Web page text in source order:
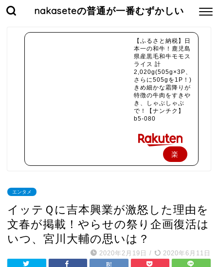
nakaseteの普通が一番むずかしい
【ふるさと納税】日
本一の和牛！鹿児島
県産黒毛和牛モモス
ライス 計
2,020g(505g×3P、
さらに505gを1P！)
きめ細かな霜降りが
特徴の牛肉をすきや
き、しゃぶしゃぶ
で！【ナンチク】
b5-080
楽
入
エンタメ
イッテＱに吉本興業が激怒した理由を
文春が掲載！やらせの祭り企画復活は
いつ、宮川大輔の思いは？
2020年2月19日 / 2020年6月11日